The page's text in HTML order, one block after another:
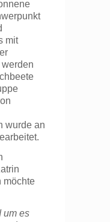
mit
wurde an
möchte
um es